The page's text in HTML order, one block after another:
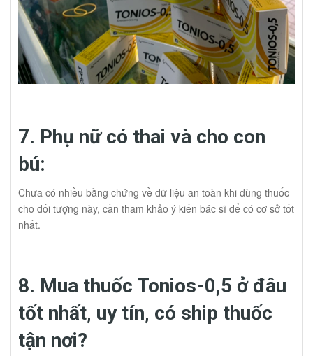
7. Phụ nữ có thai và cho con
bú:
Chưa có nhiều bằng chứng về dữ liệu an toàn khi dùng thuốc
cho đối tượng này, cần tham khảo ý kiến bác sĩ để có cơ sở tốt
nhất.
8. Mua thuốc Tonios-0,5 ở đâu
tốt nhất, uy tín, có ship thuốc
tận nơi?